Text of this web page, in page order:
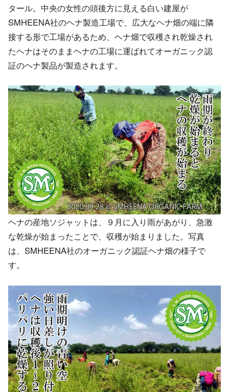
タール。中央の女性の頭後方に見える白い建屋が
SMHEENA社のヘナ製造工場で、広大なヘナ畑の端に隣
接する形で工場があるため、ヘナ畑で収穫され乾燥され
たヘナはそのままヘナの工場に運ばれてオーガニック認
証のヘナ製品が製造されます。
ヘナの産地ソジャットは、９月に入り雨があがり、急激
な乾燥が始まったことで、収穫が始まりました。写真
は、SMHEENA社のオーガニック認証ヘナ畑の様子で
す。